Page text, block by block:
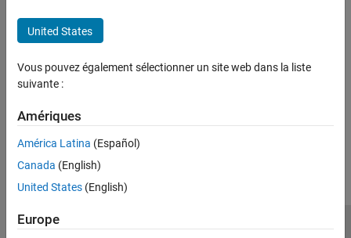
United States
Vous pouvez également sélectionner un site web dans la liste
suivante :
Amériques
América Latina (Español)
Canada (English)
United States (English)
Europe